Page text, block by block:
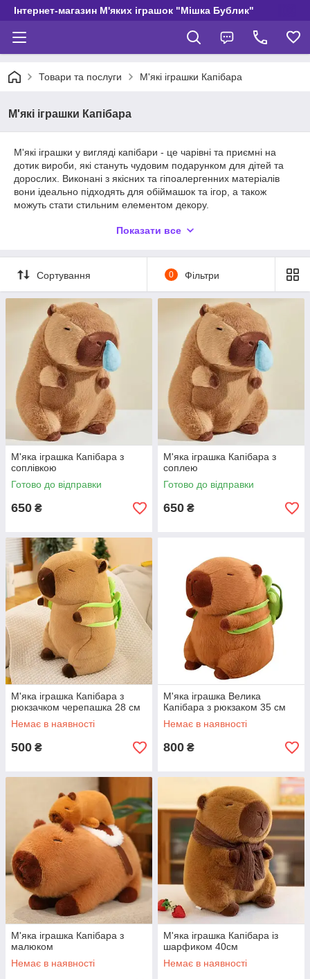
Інтернет-магазин М'яких іграшок "Мішка Бублик"
Товари та послуги М'які іграшки Капібара
М'які іграшки Капібара
М'які іграшки у вигляді капібари - це чарівні та приємні на
дотик вироби, які стануть чудовим подарунком для дітей та
дорослих. Виконані з якісних та гіпоалергенних матеріалів
вони ідеально підходять для обіймашок та ігор, а також
можуть стати стильним елементом декору.
капібари, з великими очима та пухнастим хутром, що робить
затишку в будинку. Відмінний вибір для любителів
незвичайних тварин та м'яких іграшок.
Показати все
Сортування 0 Фільтри
М'яка іграшка Капібара з
соплівкою
Готово до відправки
650 ₴
М'яка іграшка Капібара з
соплею
Готово до відправки
650 ₴
М'яка іграшка Капібара з
рюкзачком черепашка 28 см
Немає в наявності
500 ₴
М'яка іграшка Велика
Капібара з рюкзаком 35 см
Немає в наявності
800 ₴
М'яка іграшка Капібара з
малюком
Немає в наявності
М'яка іграшка Капібара із
шарфиком 40см
Немає в наявності